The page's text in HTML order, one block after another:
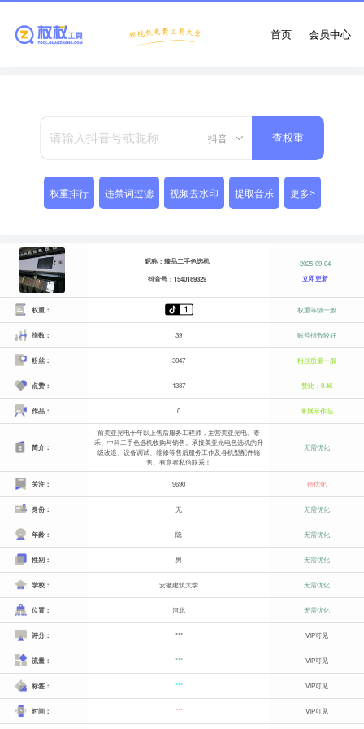
会员中心
首页
抖音 查权重
权重排行 违禁词过滤 视频去水印 提取音乐 更多>
昵称：臻品二手色选机
抖音号：1540189329
2025-09-04
立即更新
权重： 权重等级一般
指数： 39 账号指数较好
粉丝： 3047 粉丝质量一般
点赞： 1387 赞比：0.46
作品： 0 未展示作品
简介：
前美亚光电十年以上售后服务工程师，主营美亚光电、泰
禾、中科二手色选机收购与销售。承接美亚光电色选机的升
级改造、设备调试、维修等售后服务工作及各机型配件销
售。有意者私信联系！
无需优化
关注： 9690 待优化
身份： 无 无需优化
年龄： 隐 无需优化
性别： 男 无需优化
学校： 安徽建筑大学 无需优化
位置： 河北 无需优化
评分： *** VIP可见
流量： *** VIP可见
标签： *** VIP可见
时间： *** VIP可见